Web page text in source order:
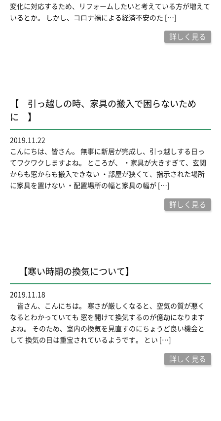
変化に対応するため、リフォームしたいと考えている方が増えて
いるとか。 しかし、コロナ禍による経済不安のた […]
詳しく見る
【 引っ越しの時、家具の搬入で困らないため
に 】
2019.11.22
こんにちは、皆さん。 無事に新居が完成し、引っ越しする日っ
てワクワクしますよね。 ところが、 ・家具が大きすぎて、玄関
からも窓からも搬入できない ・部屋が狭くて、指示された場所
に家具を置けない ・配置場所の幅と家具の幅が […]
詳しく見る
【寒い時期の換気について】
2019.11.18
皆さん、こんにちは。 寒さが厳しくなると、空気の質が悪く
なるとわかっていても 窓を開けて換気するのが億劫になります
よね。 そのため、室内の換気を見直すのにちょうど良い機会と
して 換気の日は重宝されているようです。 とい […]
詳しく見る